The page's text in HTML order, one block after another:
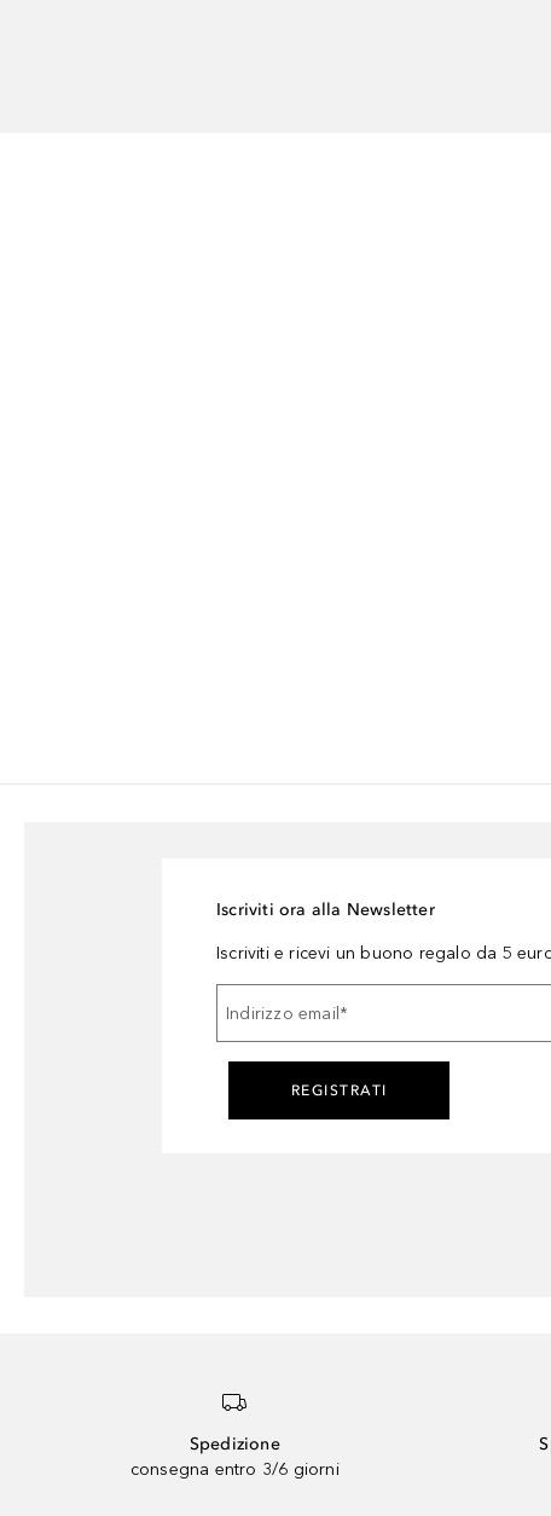
Iscriviti ora alla Newsletter
Iscriviti e ricevi un buono regalo da 5
Indirizzo email *
REGISTRATI
Spedizione
consegna entro 3/6 giorni